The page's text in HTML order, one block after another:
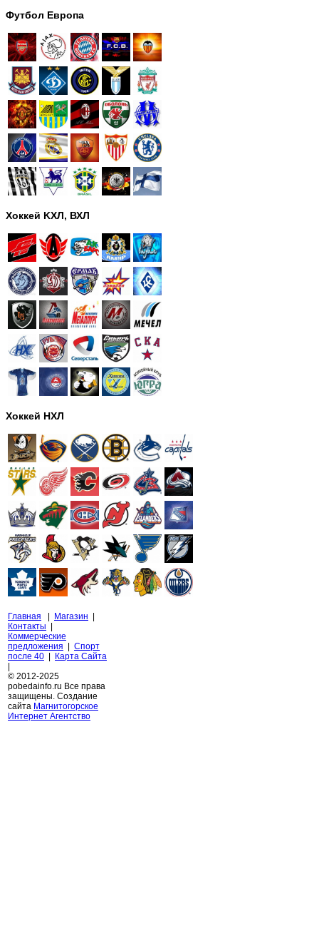
Футбол Европа
Хоккей KХЛ, ВХЛ
Хоккей НХЛ
Главная Магазин
Контакты
Коммерческие
предложения
Спорт
после 40
Карта Сайта
© 2012-2025
pobedainfo.ru Все права
защищены. Создание
сайта Магнитогорское
Интернет Агентство